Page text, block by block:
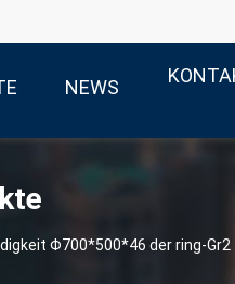
NEWS
Φ700*500*46 der ring-Gr2